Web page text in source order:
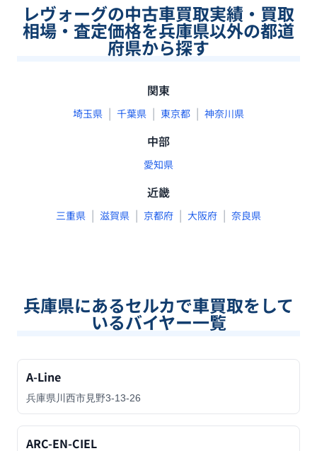
レヴォーグの中古車買取実績・買取
相場・査定価格を兵庫県以外の都道
府県から探す
関東
埼玉県 | 千葉県 | 東京都 | 神奈川県
中部
愛知県
近畿
三重県 | 滋賀県 | 京都府 | 大阪府 | 奈良県
兵庫県にあるセルカで車買取をして
いるバイヤー一覧
A-Line
兵庫県川西市見野3-13-26
ARC-EN-CIEL